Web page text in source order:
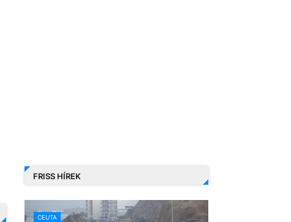
FRISS HÍREK
CEUTA